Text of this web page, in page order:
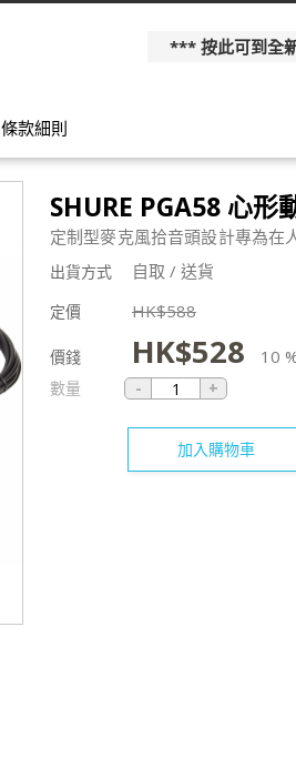
*** 按此可到全
條款細則
SHURE PGA58 心形
定制型麥克風拾音頭設計專為在
出貨方式 自取 / 送貨
定價 HK$588
價錢 HK$528 10
數量
加入購物車